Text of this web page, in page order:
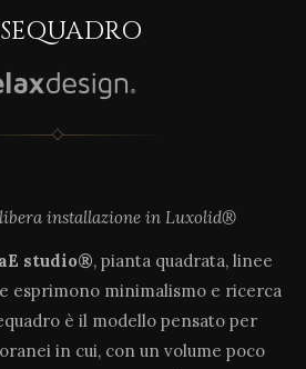
libera installazione in Luxolid®
studio®, pianta quadrata, linee
esprimono minimalismo e ricerca
è il modello pensato per
in cui, con un volume poco